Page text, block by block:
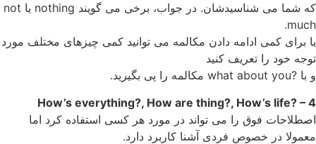
که شما می شناسیدشان. در جواب، برخی می گویند nothing یا not
much.
یا برای کمی ادامه دادن مکالمه می توانید کمی چیزهای مختلف مورد
توجه خود را تعریف کنید
و با ?what about you مکالمه را پی بگیرید.
4 – ?How’s everything?, How are thing?, How’s life
اصطلاحات فوق را می تواند در مورد هر کسی استفاده کرد اما
معمولا در خصوص فردی آشنا کاربرد دارد.